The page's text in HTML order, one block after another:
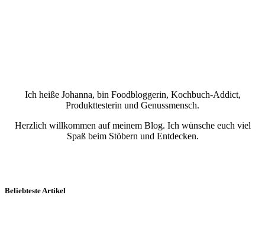
Ich heiße Johanna, bin Foodbloggerin, Kochbuch-Addict,
Produkttesterin und Genussmensch.
Herzlich willkommen auf meinem Blog. Ich wünsche euch viel
Spaß beim Stöbern und Entdecken.
Beliebteste Artikel